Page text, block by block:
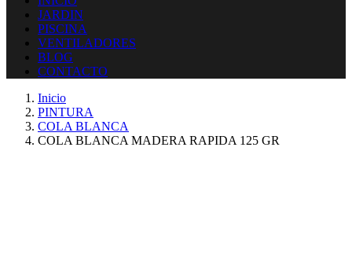
JARDIN
PISCINA
VENTILADORES
BLOG
CONTACTO
Inicio
PINTURA
COLA BLANCA
COLA BLANCA MADERA RAPIDA 125 GR